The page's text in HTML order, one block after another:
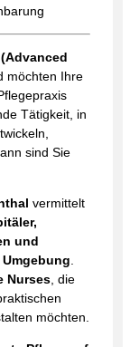
möchten Ihre
Tätigkeit, in
sind Sie
vermittelt
und
Nurses , die
möchten.